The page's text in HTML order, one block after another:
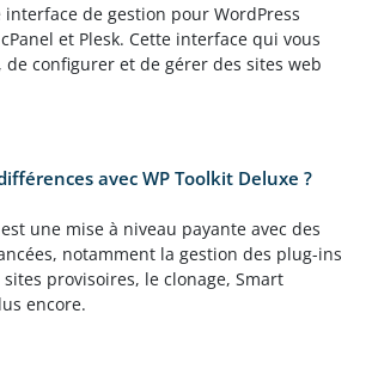
interface de gestion pour WordPress
et Plesk. Cette interface qui vous
configurer et de gérer des sites web
avec WP Toolkit Deluxe ?
une mise à niveau payante avec des
notamment la gestion des plug-ins
provisoires, le clonage, Smart
encore.